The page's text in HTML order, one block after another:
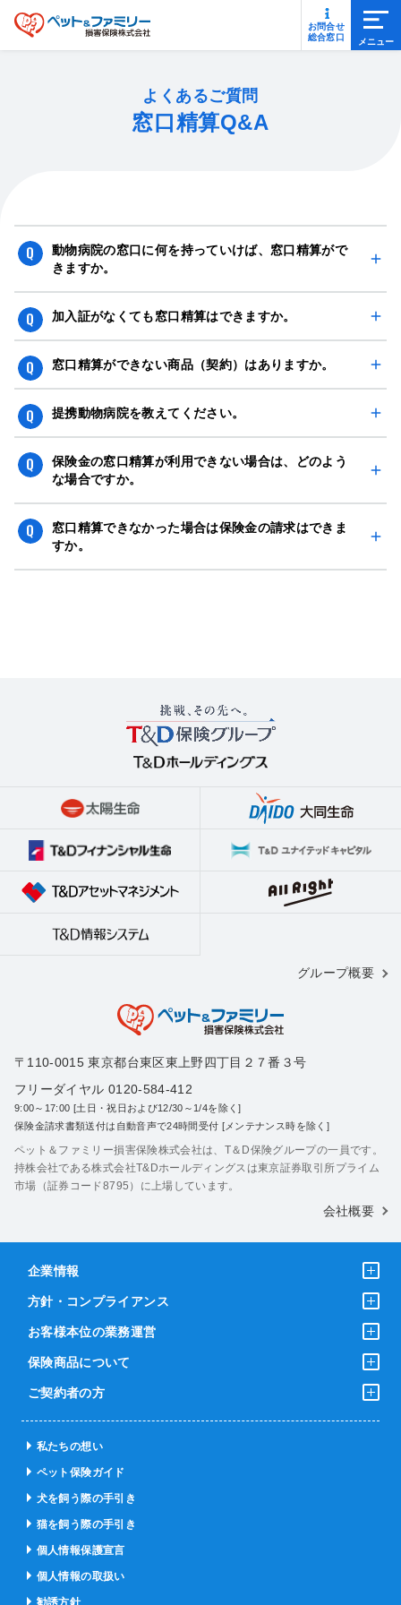
お問合せ
総合窓口
よくあるご質問
窓口精算Q&A
動物病院の窓口に何を持っていけば、窓口精算がで
きますか。
最新の保険証券（保険契約継続証）または加入証をお持ち
加入証がなくても窓口精算はできますか。
提携動物病院では、保険証券（保険契約継続証）をご持参
窓口精算ができない商品（契約）はありますか。
げんきナンバーわんスリム（証券番号頭：MQA、MQB、
※上記以外の商品（証券番号頭：ＳＱＰ、ＳＱＱ、ＳＫＡ
以外）の方も動物病院によってはご利用いただけない場合
提携動物病院を教えてください。
「提携動物病院」ページをご確認ください。
保険金の窓口精算が利用できない場合は、どのよう
な場合ですか。
以下の場合に利用することができません。
①保険証券または保険契約継続証、加入証を持参せずに動
物病院に来院した場合
★プラン８０⇒３０万円以下 ★プラン７０⇒２０万円以
下 ★プラン５０⇒１０万円以下
合
⑥同日に複数の窓口精算提携動物病院に通院される場合
⑦保険始期以前に発症している傷病、不担保疾病の場合
む）やその関連疾患の場合
した場合
スピラ感染症、狂犬病
猫：汎白血球減少症、カリシウイルス感染症、ウイルス性
鼻気管炎（ヘルペス）、白血球ウイルス感染症（FeLV）
停留睾丸・フィラリア症 など
※その他、状況により窓口精算できない場合もございま
す。
窓口精算できなかった場合は保険金の請求はできま
すか。
グループ概要
〒110-0015 東京都台東区東上野四丁目２７番３号
フリーダイヤル 0120-584-412
9:00～17:00 [土日・祝日および12/30～1/4を除く]
保険金請求書類送付は自動音声で24時間受付 [メンテナンス時を除く]
ペット＆ファミリー損害保険株式会社は、T＆D保険グループの一員です。
持株会社である株式会社T&Dホールディングスは東京証券取引所プライム
市場（証券コード8795）に上場しています。
会社概要
企業情報
方針・コンプライアンス
お客様本位の業務運営
保険商品について
ご契約者の方
私たちの想い
ペット保険ガイド
犬を飼う際の手引き
猫を飼う際の手引き
個人情報保護宣言
個人情報の取扱い
勧誘方針